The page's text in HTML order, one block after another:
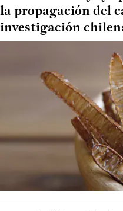
la propagación del
investigación